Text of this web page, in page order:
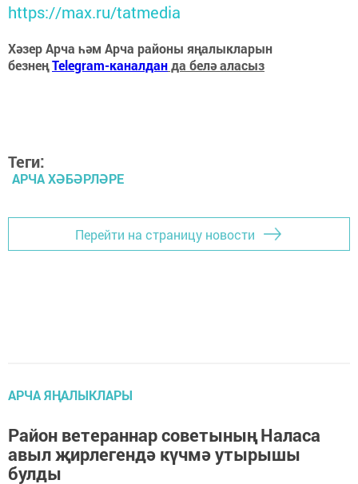
https://max.ru/tatmedia
Хәзер Арча һәм Арча районы яңалыкларын
безнеңTelegram-каналданда белә аласыз
Теги:
АРЧА ХӘБӘРЛӘРЕ
Перейти на страницу новости
АРЧА ЯҢАЛЫКЛАРЫ
Район ветераннар советының Наласа
авыл җирлегендә күчмә утырышы
булды